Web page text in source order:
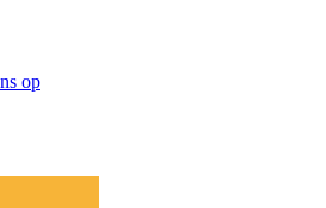
op